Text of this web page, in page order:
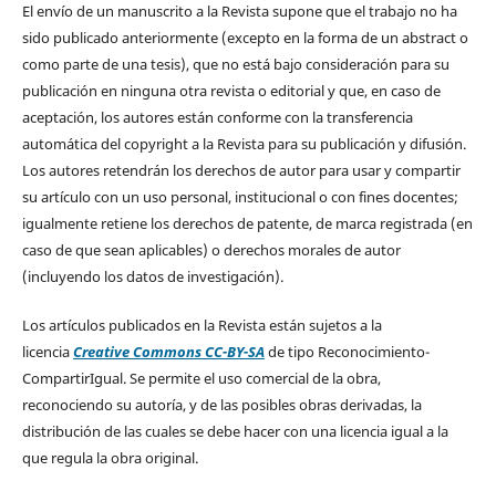
El envío de un manuscrito a la Revista supone que el trabajo no ha
sido publicado anteriormente (excepto en la forma de un abstract o
como parte de una tesis), que no está bajo consideración para su
publicación en ninguna otra revista o editorial y que, en caso de
aceptación, los autores están conforme con la transferencia
automática del copyright a la Revista para su publicación y difusión.
Los autores retendrán los derechos de autor para usar y compartir
su artículo con un uso personal, institucional o con fines docentes;
igualmente retiene los derechos de patente, de marca registrada (en
caso de que sean aplicables) o derechos morales de autor
(incluyendo los datos de investigación).
Los artículos publicados en la Revista están sujetos a la
licenciaCreative Commons CC-BY-SAde tipo Reconocimiento-
CompartirIgual. Se permite el uso comercial de la obra,
reconociendo su autoría, y de las posibles obras derivadas, la
distribución de las cuales se debe hacer con una licencia igual a la
que regula la obra original.